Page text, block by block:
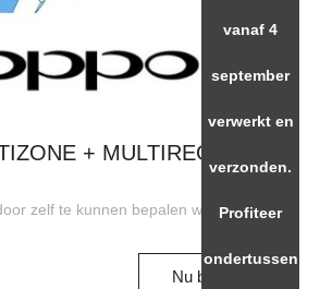
+ MULTIREGIO DIY-
zelf te kunnen bepalen waar u uw
Nu bestellen
vanaf 4
september
verwerkt en
verzonden.
Profiteer
ondertussen